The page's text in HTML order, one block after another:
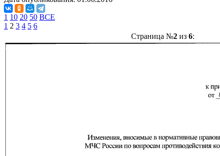
1 10 20 50 ВСЕ
1 2 3 4 5 6
Страница №2из 6: